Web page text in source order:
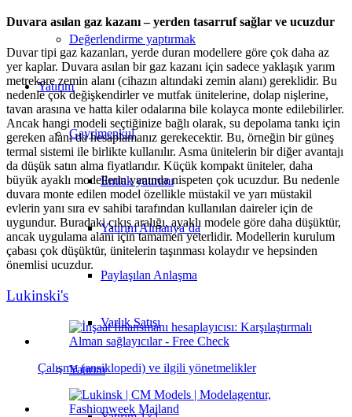
Değerlendirme yaptırmak
Yatırım
Gayrimenkul
Emlak yatırımı
Yatırım Almanya’da
Paylaşılan Anlaşma
Varlık Satışı
Yatırım
Duvara asılan gaz kazanı – yerden tasarruf sağlar ve ucuzdur
Duvar tipi gaz kazanları, yerde duran modellere göre çok daha az
yer kaplar. Duvara asılan bir gaz kazanı için sadece yaklaşık yarım
metrekare zemin alanı (cihazın altındaki zemin alanı) gereklidir. Bu
nedenle çok değişkendirler ve mutfak ünitelerine, dolap nişlerine,
tavan arasına ve hatta kiler odalarına bile kolayca monte edilebilirler.
Ancak hangi modeli seçtiğinize bağlı olarak, su depolama tankı için
gereken alanı da hesaplamanız gerekecektir. Bu, örneğin bir güneş
termal sistemi ile birlikte kullanılır. Asma ünitelerin bir diğer avantajı
da düşük satın alma fiyatlarıdır. Küçük kompakt üniteler, daha
büyük ayaklı modellerin yanında nispeten çok ucuzdur. Bu nedenle
duvara monte edilen model özellikle müstakil ve yarı müstakil
evlerin yanı sıra ev sahibi tarafından kullanılan daireler için de
uygundur. Buradaki çıkış aralığı, ayaklı modele göre daha düşüktür,
ancak uygulama alanı için tamamen yeterlidir. Modellerin kurulum
çabası çok düşüktür, ünitelerin taşınması kolaydır ve hepsinden
önemlisi ucuzdur.
Lukinski's
Çalışma (ansiklopedi) ve ilgili yönetmelikler